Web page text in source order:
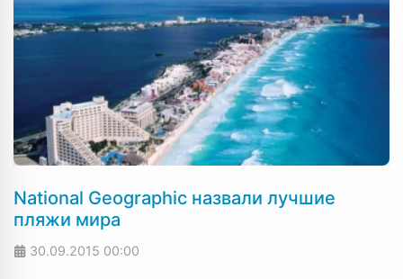
National Geographic назвали лучшие
пляжи мира
30.09.2015 00:00